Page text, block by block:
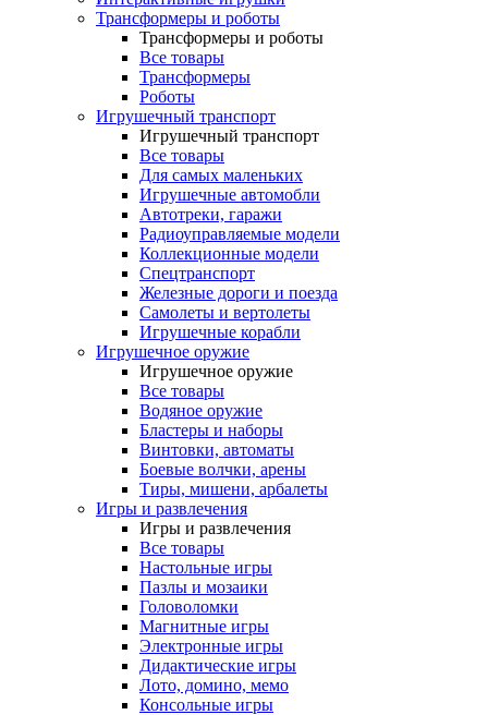
Трансформеры и роботы
Трансформеры и роботы
Все товары
Трансформеры
Роботы
Игрушечный транспорт
Игрушечный транспорт
Все товары
Для самых маленьких
Игрушечные автомобли
Автотреки, гаражи
Радиоуправляемые модели
Коллекционные модели
Спецтранспорт
Железные дороги и поезда
Самолеты и вертолеты
Игрушечные корабли
Игрушечное оружие
Игрушечное оружие
Все товары
Водяное оружие
Бластеры и наборы
Винтовки, автоматы
Боевые волчки, арены
Тиры, мишени, арбалеты
Игры и развлечения
Игры и развлечения
Все товары
Настольные игры
Пазлы и мозаики
Головоломки
Магнитные игры
Электронные игры
Дидактические игры
Лото, домино, мемо
Консольные игры